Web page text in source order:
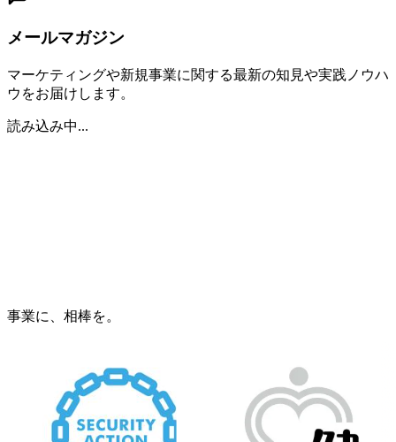
メールマガジン
マーケティングや新規事業に関する最新の知見や実践ノウハ
ウをお届けします。
読み込み中...
事業に、相棒を。